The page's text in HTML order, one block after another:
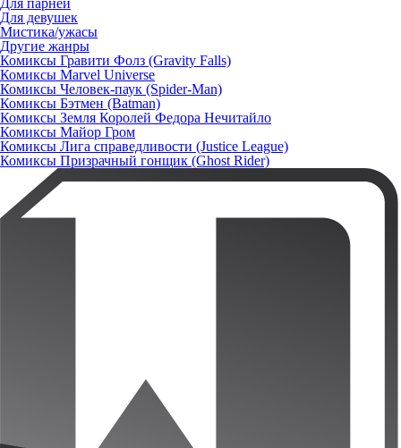
Для парней
Для девушек
Мистика/ужасы
Другие жанры
Комиксы Гравити Фолз (Gravity Falls)
Комиксы Marvel Universe
Комиксы Человек-паук (Spider-Man)
Комиксы Бэтмен (Batman)
Комиксы Земля Королей Федора Нечитайло
Комиксы Майор Гром
Комиксы Лига справедливости (Justice League)
Комиксы Призрачный гонщик (Ghost Rider)